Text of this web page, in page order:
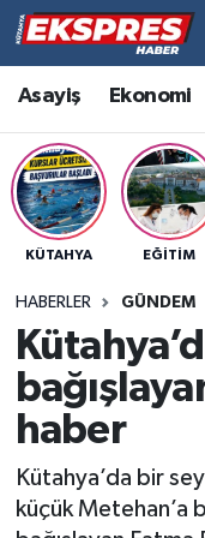
Asayiş Ekonomi
KÜTAHYA EĞITIM
HABERLER GÜNDEM
haber
Kütahya’da bir
küçük Metehan’a
Altıntaş
Asayiş
Aslanapa
Bölge
Çavdarhisar
Dumlupınar
Hava Durumu
Trafik Durumu
Süper Lig
Son Dakika
Haber Arşivi